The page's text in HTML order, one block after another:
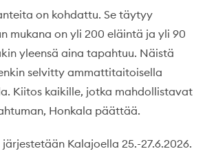
on kohdattu. Se täytyy
mukana on yli 200 eläintä ja yli 90
yleensä aina tapahtuu. Näistä
selvitty ammattitaitoisella
Kiitos kaikille, jotka mahdollistavat
Honkala päättää.
Kalajoella 25.-27.6.2026.